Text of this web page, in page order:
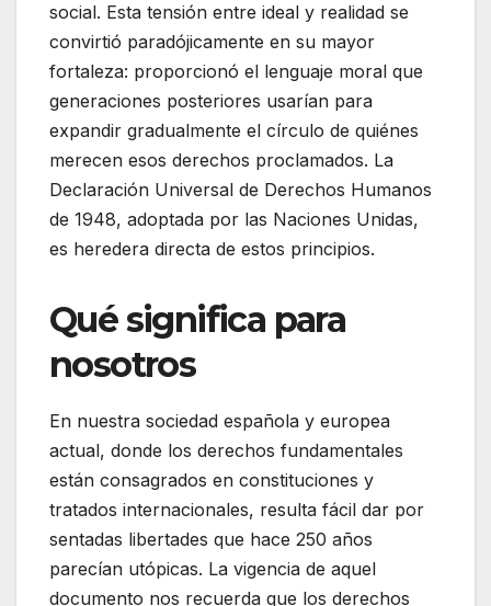
social. Esta tensión entre ideal y realidad se
convirtió paradójicamente en su mayor
fortaleza: proporcionó el lenguaje moral que
generaciones posteriores usarían para
expandir gradualmente el círculo de quiénes
merecen esos derechos proclamados. La
Declaración Universal de Derechos Humanos
de 1948, adoptada por las Naciones Unidas,
es heredera directa de estos principios.
Qué significa para
nosotros
En nuestra sociedad española y europea
actual, donde los derechos fundamentales
están consagrados en constituciones y
tratados internacionales, resulta fácil dar por
sentadas libertades que hace 250 años
parecían utópicas. La vigencia de aquel
documento nos recuerda que los derechos